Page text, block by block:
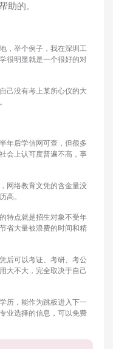
助的。
，举个例子，我在深圳工
很明显就是一个很好的对
己没有考上某所心仪的大
年后学信网可查，但很多
会上认可度普遍不高，事
网络教育文凭的含金量没
高。
特点就是招生对象不受年
省大量被浪费的时间和精
后可以考证、考研、考公
大不大，完全取决于自己
历，能作为跳板进入下一
业选择的信息，可以免费